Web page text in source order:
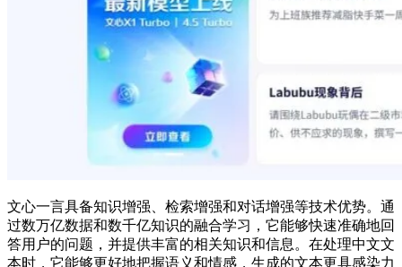
文心一言具备知识增强、检索增强和对话增强等技术优势。通
过数万亿数据和数千亿知识的融合学习，它能够快速准确地回
答用户的问题，并提供丰富的相关知识和信息。在处理中文文
本时，它能够更好地把握语义和情感，生成的文本更具感染力